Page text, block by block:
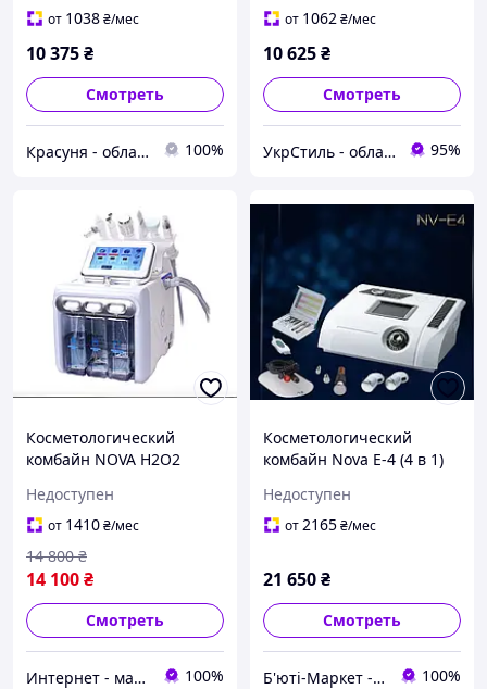
от 1038₴/мес
10 375₴
Смотреть
Красуня - обладнання для салонів краси 100%
от 1062₴/мес
10 625₴
Смотреть
УкрСтиль - обладнання для салонів краси 95%
Косметологический
комбайн NOVA H2O2
1
Недоступен
от 1410₴/мес
14 100₴
14 800 ₴
Смотреть
Интернет - магазин "SUPER LADY" Косметологические аппараты и средства омоложения 100%
Косметологический
комбайн Nova E-4 (4 в 1)
Недоступен
от2165₴/мес
21 650₴
Смотреть
Б'юті-Маркет - обладнання для салонів краси 100%